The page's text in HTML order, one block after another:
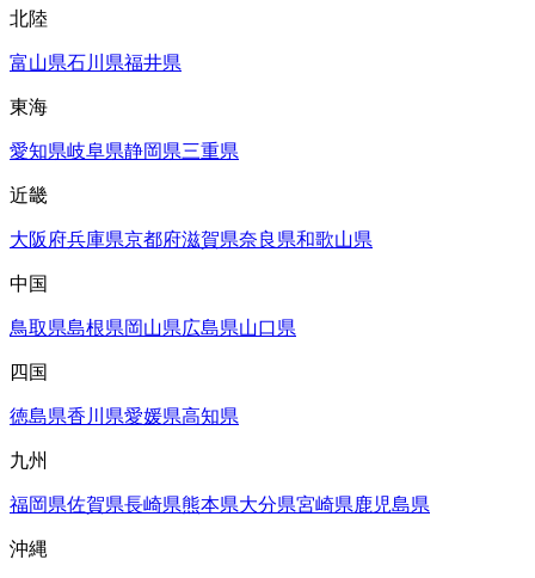
北陸
富山県石川県福井県
東海
愛知県岐阜県静岡県三重県
近畿
大阪府兵庫県京都府滋賀県奈良県和歌山県
中国
鳥取県島根県岡山県広島県山口県
四国
徳島県香川県愛媛県高知県
九州
福岡県佐賀県長崎県熊本県大分県宮崎県鹿児島県
沖縄